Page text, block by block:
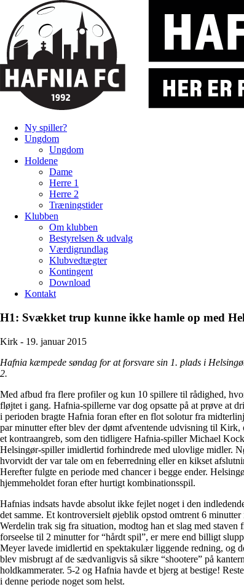
Ny spiller?
Ungdom
Ungdom
Holdene
Dame
Herre 1
Herre 2
Træningstider
Klubben
Om klubben
Bestyrelsen & udvalg
Værdigrundlag
Klubvedtægter
Kontingent
Download
Kontakt
H1: Svækket trup kunne ikke hamle op med
Kirk - 19. januar 2015
Hafnia kæmpede søndag for at forsvare sin 1. plads i
2.
Med afbud fra flere profiler og kun 10 spillere til rådighed,
fløjtet i gang. Hafnia-spillerne var dog opsatte på at prøve at
i perioden bragte Hafnia foran efter en flot solotur fra
par minutter efter blev der dømt afventende udvisning til
et kontraangreb, som den tidligere Hafnia-spiller Michael
Helsingør-spiller imidlertid forhindrede med ulovlige midler.
hvorvidt der var tale om en feberredning eller en kikset
Herefter fulgte en periode med chancer i begge ender.
hjemmeholdet foran efter hurtigt kombinationsspil.
Hafnias indsats havde absolut ikke fejlet noget i den
det samme. Et kontroversielt øjeblik opstod omtrent 6
Werdelin trak sig fra situation, modtog han et slag med staven
forseelse til 2 minutter for “hårdt spil”, er mere end billigt
Meyer lavede imidlertid en spektakulær liggende redning, og
blev misbrugt af de sædvanligvis så sikre “shootere” på
holdkammerater. 5-2 og Hafnia havde et bjerg at bestige!
i denne periode noget som helst.